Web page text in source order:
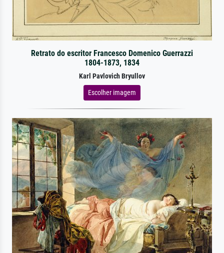
Retrato do escritor Francesco Domenico Guerrazzi
1804-1873, 1834
Karl Pavlovich Bryullov
Escolher imagem